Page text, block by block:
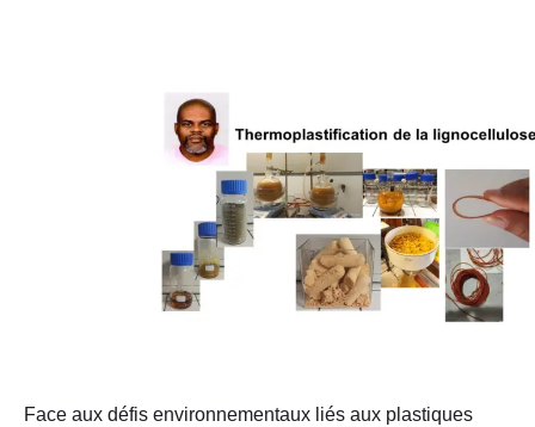
Face aux défis environnementaux liés aux plastiques